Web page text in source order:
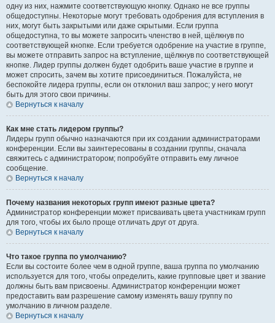
одну из них, нажмите соответствующую кнопку. Однако не все группы
общедоступны. Некоторые могут требовать одобрения для вступления в
них, могут быть закрытыми или даже скрытыми. Если группа
общедоступна, то вы можете запросить членство в ней, щёлкнув по
соответствующей кнопке. Если требуется одобрение на участие в группе,
вы можете отправить запрос на вступление, щёлкнув по соответствующей
кнопке. Лидер группы должен будет одобрить ваше участие в группе и
может спросить, зачем вы хотите присоединиться. Пожалуйста, не
беспокойте лидера группы, если он отклонил ваш запрос; у него могут
быть для этого свои причины.
Вернуться к началу
Как мне стать лидером группы?
Лидеры групп обычно назначаются при их создании администраторами
конференции. Если вы заинтересованы в создании группы, сначала
свяжитесь с администратором; попробуйте отправить ему личное
сообщение.
Вернуться к началу
Почему названия некоторых групп имеют разные цвета?
Администратор конференции может присваивать цвета участникам групп
для того, чтобы их было проще отличать друг от друга.
Вернуться к началу
Что такое группа по умолчанию?
Если вы состоите более чем в одной группе, ваша группа по умолчанию
используется для того, чтобы определить, какие групповые цвет и звание
должны быть вам присвоены. Администратор конференции может
предоставить вам разрешение самому изменять вашу группу по
умолчанию в личном разделе.
Вернуться к началу